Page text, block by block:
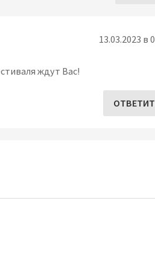
13.03.2023 в
ждут Вас!